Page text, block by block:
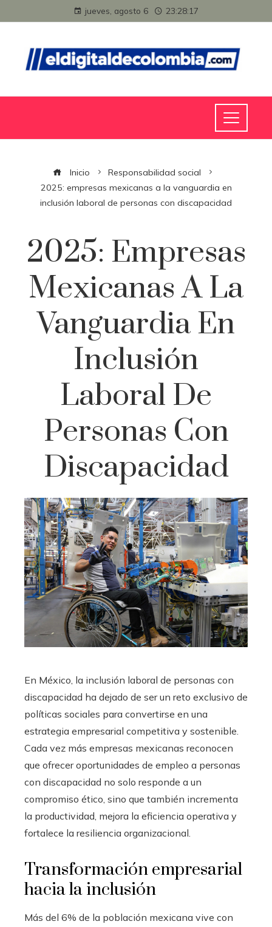
jueves, agosto 6 23:28:17
Inicio
Responsabilidad social
2025: empresas mexicanas a la vanguardia en
inclusión laboral de personas con discapacidad
2025: Empresas
Mexicanas A La
Vanguardia En
Inclusión
Laboral De
Personas Con
Discapacidad
En México, la inclusión laboral de personas con
discapacidad ha dejado de ser un reto exclusivo de
políticas sociales para convertirse en una
estrategia empresarial competitiva y sostenible.
Cada vez más empresas mexicanas reconocen
que ofrecer oportunidades de empleo a personas
con discapacidad no solo responde a un
compromiso ético, sino que también incrementa
la productividad, mejora la eficiencia operativa y
fortalece la resiliencia organizacional.
Transformación empresarial
hacia la inclusión
Más del 6% de la población mexicana vive con